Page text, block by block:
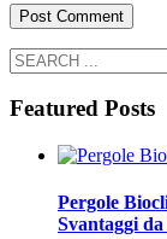
Featured Posts
Pergole
Svantaggi da